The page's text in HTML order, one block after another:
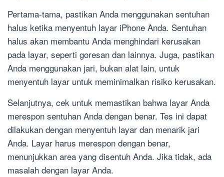
Pertama-tama, pastikan Anda menggunakan sentuhan
halus ketika menyentuh layar iPhone Anda. Sentuhan
halus akan membantu Anda menghindari kerusakan
pada layar, seperti goresan dan lainnya. Juga, pastikan
Anda menggunakan jari, bukan alat lain, untuk
menyentuh layar untuk meminimalkan risiko kerusakan.
Selanjutnya, cek untuk memastikan bahwa layar Anda
merespon sentuhan Anda dengan benar. Tes ini dapat
dilakukan dengan menyentuh layar dan menarik jari
Anda. Layar harus merespon dengan benar,
menunjukkan area yang disentuh Anda. Jika tidak, ada
masalah dengan layar Anda.